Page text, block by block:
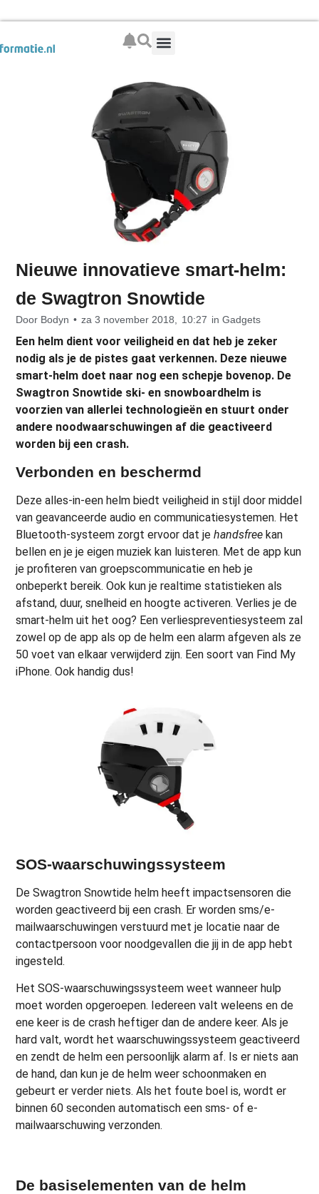
Nieuwe innovatieve smart-helm:
de Swagtron Snowtide
Door Bodyn • za 3 november 2018, 10:27 in Gadgets
Een helm dient voor veiligheid en dat heb je zeker
nodig als je de pistes gaat verkennen. Deze nieuwe
smart-helm doet naar nog een schepje bovenop. De
Swagtron Snowtide ski- en snowboardhelm is
voorzien van allerlei technologieën en stuurt onder
andere noodwaarschuwingen af die geactiveerd
worden bij een crash.
Verbonden en beschermd
Deze alles-in-een helm biedt veiligheid in stijl door middel
van geavanceerde audio en communicatiesystemen. Het
Bluetooth-systeem zorgt ervoor dat jehandsfree kan
bellen en je je eigen muziek kan luisteren. Met de app kun
je profiteren van groepscommunicatie en heb je
onbeperkt bereik. Ook kun je realtime statistieken als
afstand, duur, snelheid en hoogte activeren. Verlies je de
smart-helm uit het oog? Een verliespreventiesysteem zal
zowel op de app als op de helm een alarm afgeven als ze
50 voet van elkaar verwijderd zijn. Een soort van Find My
iPhone. Ook handig dus!
SOS-waarschuwingssysteem
De Swagtron Snowtide helm heeft impactsensoren die
worden geactiveerd bij een crash. Er worden sms/e-
mailwaarschuwingen verstuurd met je locatie naar de
contactpersoon voor noodgevallen die jij in de app hebt
ingesteld.
Het SOS-waarschuwingssysteem weet wanneer hulp
moet worden opgeroepen. Iedereen valt weleens en de
ene keer is de crash heftiger dan de andere keer. Als je
hard valt, wordt het waarschuwingssysteem geactiveerd
en zendt de helm een persoonlijk alarm af. Is er niets aan
de hand, dan kun je de helm weer schoonmaken en
gebeurt er verder niets. Als het foute boel is, wordt er
binnen 60 seconden automatisch een sms- of e-
mailwaarschuwing verzonden.
De basiselementen van de helm